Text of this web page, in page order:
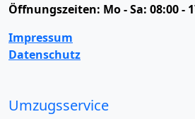
Öffnungszeiten: Mo - Sa: 08:00 -
Impressum
Datenschutz
Umzugsservice